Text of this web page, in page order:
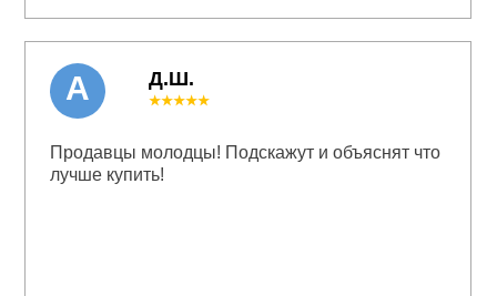
Д.Ш.
★★★★★
Продавцы молодцы! Подскажут и объяснят что
лучше купить!
А